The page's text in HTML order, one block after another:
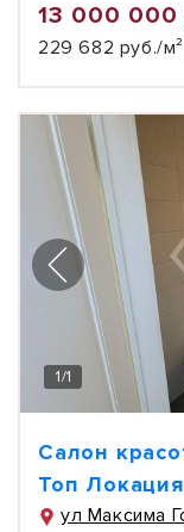
13 000 000
229 682 руб./м²
1/1
Салон
Топ Локация
ул Максима